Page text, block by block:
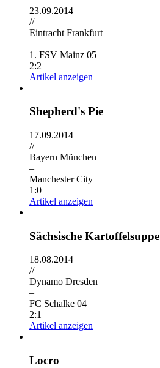
23.09.2014
//
Eintracht Frankfurt
–
1. FSV Mainz 05
2:2
Artikel anzeigen
Shepherd's Pie
17.09.2014
//
Bayern München
–
Manchester City
1:0
Artikel anzeigen
Sächsische Kartoffelsuppe
18.08.2014
//
Dynamo Dresden
–
FC Schalke 04
2:1
Artikel anzeigen
Locro